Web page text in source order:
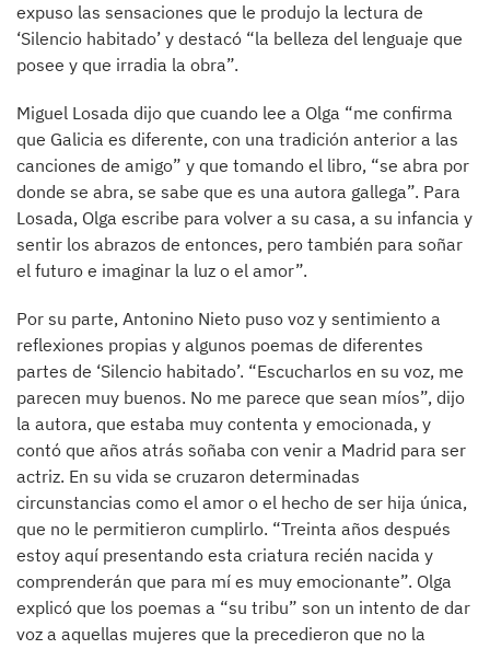
expuso las sensaciones que le produjo la lectura de
‘Silencio habitado’ y destacó “la belleza del lenguaje que
posee y que irradia la obra”.
Miguel Losada dijo que cuando lee a Olga “me confirma
que Galicia es diferente, con una tradición anterior a las
canciones de amigo” y que tomando el libro, “se abra por
donde se abra, se sabe que es una autora gallega”. Para
Losada, Olga escribe para volver a su casa, a su infancia y
sentir los abrazos de entonces, pero también para soñar
el futuro e imaginar la luz o el amor”.
Por su parte, Antonino Nieto puso voz y sentimiento a
reflexiones propias y algunos poemas de diferentes
partes de ‘Silencio habitado’. “Escucharlos en su voz, me
parecen muy buenos. No me parece que sean míos”, dijo
la autora, que estaba muy contenta y emocionada, y
contó que años atrás soñaba con venir a Madrid para ser
actriz. En su vida se cruzaron determinadas
circunstancias como el amor o el hecho de ser hija única,
que no le permitieron cumplirlo. “Treinta años después
estoy aquí presentando esta criatura recién nacida y
comprenderán que para mí es muy emocionante”. Olga
explicó que los poemas a “su tribu” son un intento de dar
voz a aquellas mujeres que la precedieron que no la